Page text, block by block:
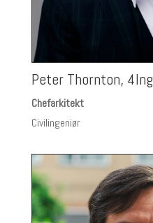
Peter Thornton, 4Ing
Chefarkitekt
Civilingeniør